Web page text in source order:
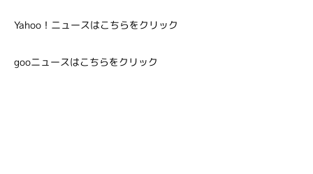
Yahoo！ニュースはこちらをクリック
gooニュースはこちらをクリック